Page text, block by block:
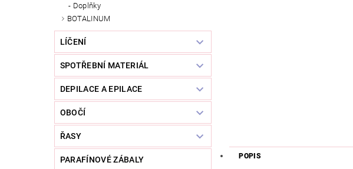
Doplňky
BOTALINUM
LÍČENÍ
SPOTŘEBNÍ MATERIÁL
DEPILACE A EPILACE
OBOČÍ
ŘASY
PARAFÍNOVÉ ZÁBALY POPIS